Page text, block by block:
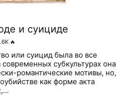
и суициде
🔥
или суицид была во все
субкультурах она
романтические мотивы, но,
как форме акта